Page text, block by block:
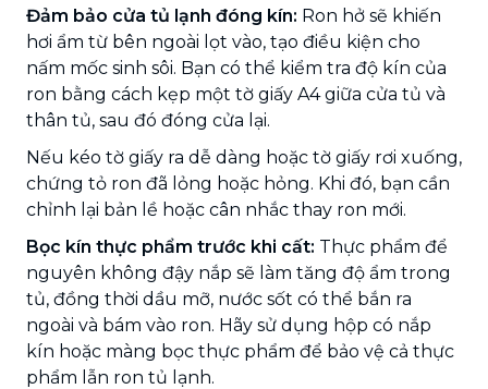
Đảm bảo cửa tủ lạnh đóng kín: Ron hở sẽ khiến
hơi ẩm từ bên ngoài lọt vào, tạo điều kiện cho
nấm mốc sinh sôi. Bạn có thể kiểm tra độ kín của
ron bằng cách kẹp một tờ giấy A4 giữa cửa tủ và
thân tủ, sau đó đóng cửa lại.
Nếu kéo tờ giấy ra dễ dàng hoặc tờ giấy rơi xuống,
chứng tỏ ron đã lỏng hoặc hỏng. Khi đó, bạn cần
chỉnh lại bản lề hoặc cân nhắc thay ron mới.
Bọc kín thực phẩm trước khi cất: Thực phẩm để
nguyên không đậy nắp sẽ làm tăng độ ẩm trong
tủ, đồng thời dầu mỡ, nước sốt có thể bắn ra
ngoài và bám vào ron. Hãy sử dụng hộp có nắp
kín hoặc màng bọc thực phẩm để bảo vệ cả thực
phẩm lẫn ron tủ lạnh.